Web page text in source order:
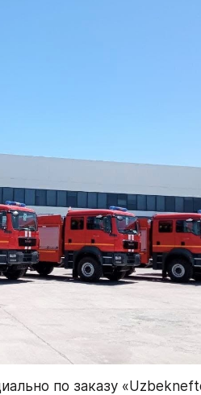
по заказу